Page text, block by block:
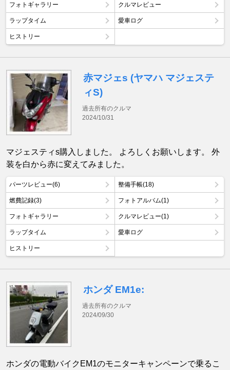
フォトギャラリー クルマレビュー
ラップタイム 愛車ログ
ヒストリー
赤マジェs (ヤマハ マジェステ
ィS)
過去所有のクルマ
2024/10/31
マジェスティs購入しました。 よろしくお願いします。 外
装を白から赤に変えてみました。
パーツレビュー(6) 整備手帳(18)
燃費記録(3) フォトアルバム(1)
フォトギャラリー クルマレビュー(1)
ラップタイム 愛車ログ
ヒストリー
ホンダ EM1e:
過去所有のクルマ
2024/09/30
ホンダの電動バイクEM1のモニターキャンペーンで乗るこ